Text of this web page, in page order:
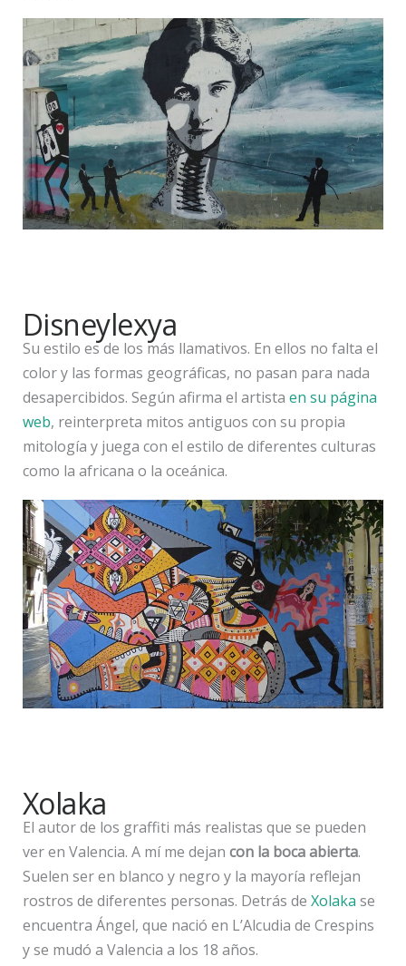
Disneylexya
Su estilo es de los más llamativos. En ellos no falta el
color y las formas geográficas, no pasan para nada
desapercibidos. Según afirma el artista en su página
web, reinterpreta mitos antiguos con su propia
mitología y juega con el estilo de diferentes culturas
como la africana o la oceánica.
Xolaka
El autor de los graffiti más realistas que se pueden
ver en Valencia. A mí me dejan con la boca abierta.
Suelen ser en blanco y negro y la mayoría reflejan
rostros de diferentes personas. Detrás de Xolaka se
encuentra Ángel, que nació en L’Alcudia de Crespins
y se mudó a Valencia a los 18 años.